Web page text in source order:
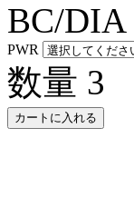
BC/DIA
PWR
数量 3
カートに入れる